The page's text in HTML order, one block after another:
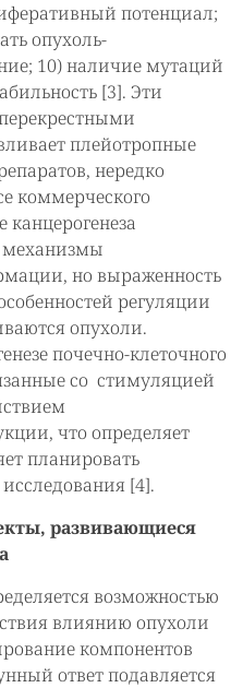
потенциал;
опухоль-
10) наличие мутаций
[3]. Эти
плейотропные
нередко
коммерческого
канцерогенеза
механизмы
но выраженность
регуляции
опухоли.
почечно-клеточного
со стимуляцией
что определяет
планировать
[4].
развивающиеся
возможностью
влиянию опухоли
компонентов
ответ подавляется